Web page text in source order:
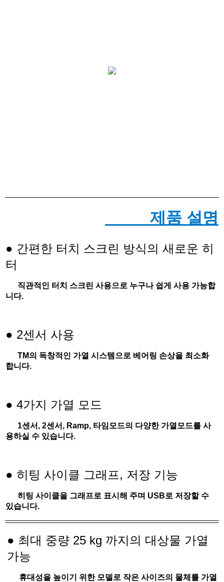
제품 설명
● 간편한 터치 스크린 방식의 새로운 히
터
직관적인 터치 스크린 사용으로 누구나 쉽게 사용 가능합
니다.
● 2센서 사용
TM의 독창적인 가열 시스템으로 베어링 손상을 최소화
합니다.
● 4가지 가열 모드
1센서, 2센서, Ramp, 타임모드의 다양한 가열모드를 사
용하실 수 있습니다.
● 히팅 사이클 그래프, 저장 기능
히팅 사이클을 그래프로 표시해 주며 USB로 저장할 수
있습니다.
● 최대 중량 25 kg 까지의 대상물 가열
가능
휴대성을 높이기 위한 모델로 작은 사이즈의 물체를 가열